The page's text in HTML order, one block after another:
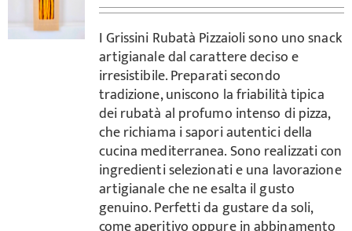
I Grissini Rubatà Pizzaioli sono uno snack
artigianale dal carattere deciso e
irresistibile. Preparati secondo
tradizione, uniscono la friabilità tipica
dei rubatà al profumo intenso di pizza,
che richiama i sapori autentici della
cucina mediterranea. Sono realizzati con
ingredienti selezionati e una lavorazione
artigianale che ne esalta il gusto
genuino. Perfetti da gustare da soli,